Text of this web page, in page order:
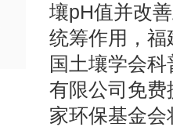
壤pH值并改
统筹作用，
国土壤学会
有限公司免
家环保基金